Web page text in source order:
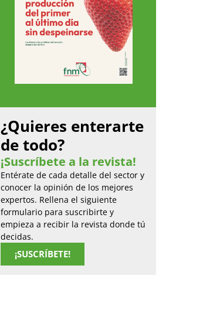
¿Quieres enterarte
de todo?
¡Suscríbete a la revista!
Entérate de cada detalle del sector y
conocer la opinión de los mejores
expertos. Rellena el siguiente
formulario para suscribirte y
empieza a recibir la revista donde tú
decidas.
¡SUSCRÍBETE!